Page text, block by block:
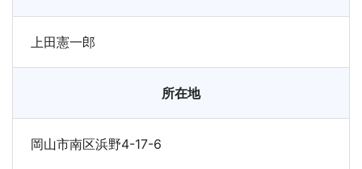
上田憲一郎
所在地
岡山市南区浜野4-17-6